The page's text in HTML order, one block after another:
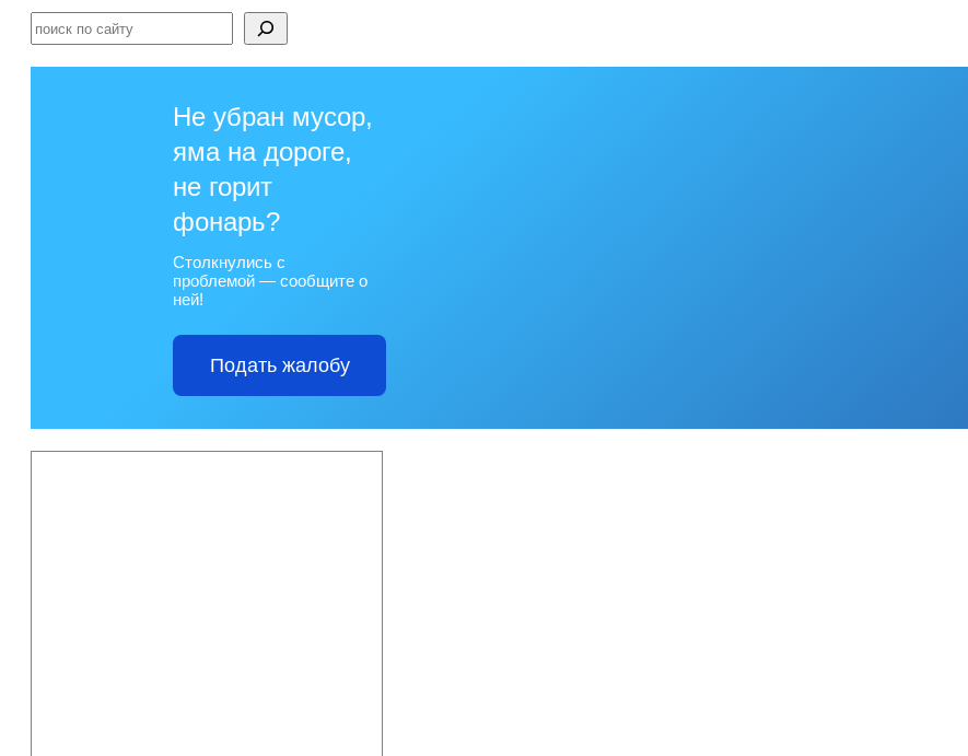
Не убран мусор,
яма на дороге,
не горит
фонарь?
Столкнулись с
проблемой — сообщите о
ней!
Подать жалобу